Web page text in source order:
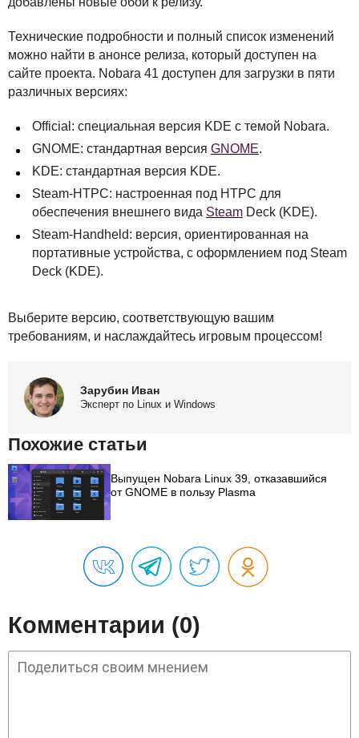
Технические подробности и полный список изменений
можно найти в анонсе релиза, который доступен на
сайте проекта. Nobara 41 доступен для загрузки в пяти
различных версиях:
Official: специальная версия KDE с темой Nobara.
GNOME: стандартная версия GNOME.
KDE: стандартная версия KDE.
Steam-HTPC: настроенная под HTPC для
обеспечения внешнего вида Steam Deck (KDE).
Steam-Handheld: версия, ориентированная на
портативные устройства, с оформлением под Steam
Deck (KDE).
Выберите версию, соответствующую вашим
требованиям, и наслаждайтесь игровым процессом!
Зарубин Иван
Эксперт по Linux и Windows
Похожие статьи
Выпущен Nobara Linux 39, отказавшийся
от GNOME в пользу Plasma
Комментарии (0)